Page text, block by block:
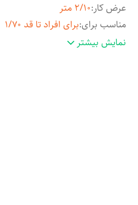
عرض کار:2/10 متر
مناسب برای:برای افراد تا قد 1/70
جنس: کدری اعلا وارداتی
نمایش بیشتر